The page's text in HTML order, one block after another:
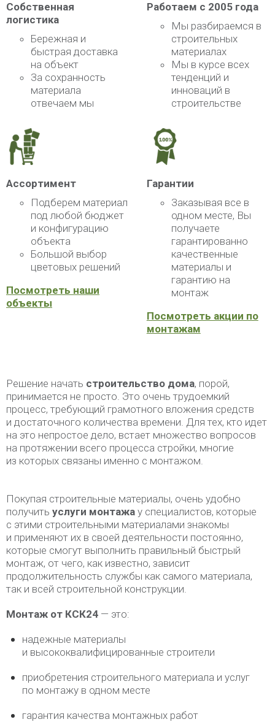
Собственная
логистика
Бережная и
быстрая доставка
на объект
За сохранность
материала
отвечаем мы
Работаем с 2005 года
Мы разбираемся в
строительных
материалах
Мы в курсе всех
тенденций и
инноваций в
строительстве
Ассортимент
Подберем материал
под любой бюджет
и конфигурацию
объекта
Большой выбор
цветовых решений
Посмотреть наши
объекты
Гарантии
Заказывая все в
одном месте, Вы
получаете
гарантированно
качественные
материалы и
гарантию на
монтаж
Посмотреть акции по
монтажам
Решение начать строительство дома, порой,
принимается не просто. Это очень трудоемкий
процесс, требующий грамотного вложения средств
и достаточного количества времени. Для тех, кто идет
на это непростое дело, встает множество вопросов
на протяжении всего процесса стройки, многие
из которых связаны именно с монтажом.
Покупая строительные материалы, очень удобно
получить услуги монтажа у специалистов, которые
с этими строительными материалами знакомы
и применяют их в своей деятельности постоянно,
которые смогут выполнить правильный быстрый
монтаж, от чего, как известно, зависит
продолжительность службы как самого материала,
так и всей строительной конструкции.
Монтаж от КСК24 — это:
надежные материалы
и высококвалифицированные строители
приобретения строительного материала и услуг
по монтажу в одном месте
гарантия качества монтажных работ